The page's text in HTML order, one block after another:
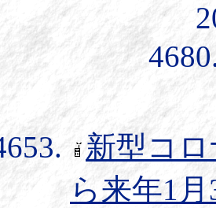
新型コ
ら来年1